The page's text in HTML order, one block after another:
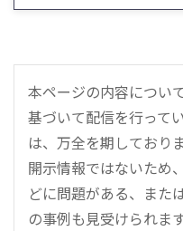
本ページの内容につい
基づいて配信を行って
は、万全を期しており
開示情報ではないため
どに問題がある、また
の事例も見受けられま